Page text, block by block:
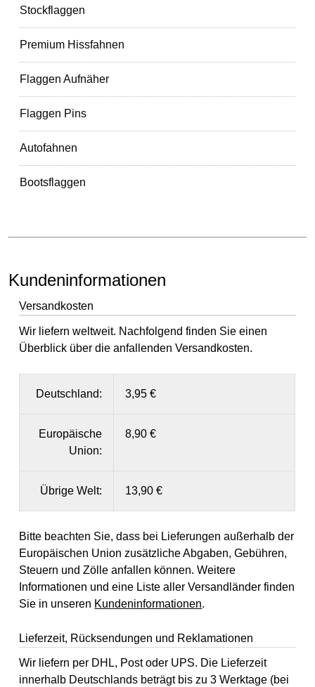
Stockflaggen
Premium Hissfahnen
Flaggen Aufnäher
Flaggen Pins
Autofahnen
Bootsflaggen
Kundeninformationen
Versandkosten
Wir liefern weltweit. Nachfolgend finden Sie einen
Überblick über die anfallenden Versandkosten.
Deutschland: 3,95 €
Europäische
Union:
8,90 €
Übrige Welt: 13,90 €
Bitte beachten Sie, dass bei Lieferungen außerhalb der
Europäischen Union zusätzliche Abgaben, Gebühren,
Steuern und Zölle anfallen können. Weitere
Informationen und eine Liste aller Versandländer finden
Sie in unseren Kundeninformationen.
Lieferzeit, Rücksendungen und Reklamationen
Wir liefern per DHL, Post oder UPS. Die Lieferzeit
innerhalb Deutschlands beträgt bis zu 3 Werktage (bei